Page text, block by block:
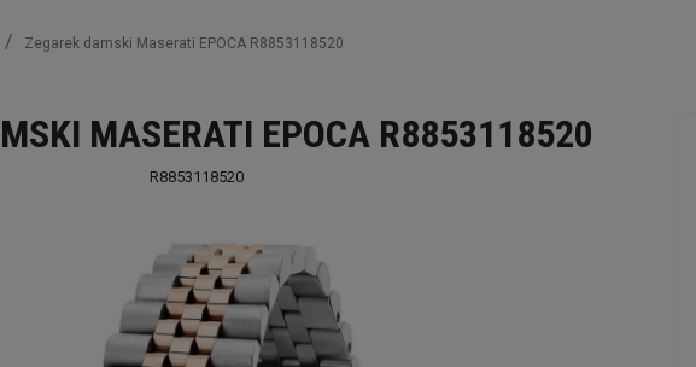
Zegarek damski Maserati EPOCA R8853118520
MASERATI EPOCA R8853118520
R8853118520